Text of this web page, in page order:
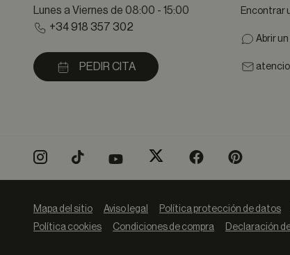
Lunes a Viernes de 08:00 - 15:00
+34 918 357 302
PEDIR CITA
Encontrar
Abrir
Mapa del sitio Aviso legal Política protección de datos
Política cookies
Condiciones de compra Declaración